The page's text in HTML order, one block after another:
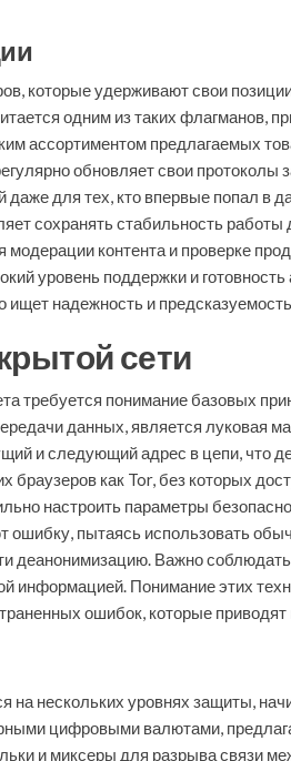
которые удерживают свои
одним из таких флагманов,
ассортиментом предлагаемых
обновляет свои
для тех, кто впервые попал в
сохранять стабильность
контента и проверке
уровень поддержки и
надежность и
сети
требуется понимание базовых
данных, является луковая
и следующий адрес в цепи, что
как Tor, без которых
настроить параметры
ошибку, пытаясь использовать
деанонимизацию. Важно
информацией. Понимание этих
ошибок, которые
на нескольких уровнях защиты,
цифровыми валютами,
и миксеры для разрыва связи